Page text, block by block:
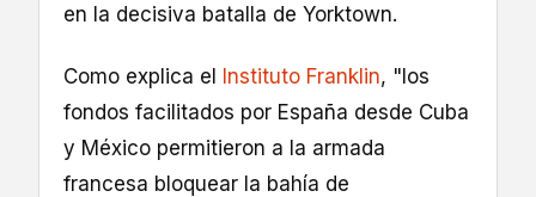
en la decisiva batalla de Yorktown.
Como explica el Instituto Franklin, "los
fondos facilitados por España desde Cuba
y México permitieron a la armada
francesa bloquear la bahía de